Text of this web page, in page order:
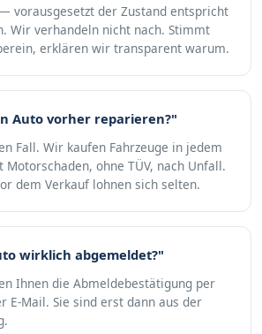
vorausgesetzt der Zustand entspricht
Wir verhandeln nicht nach. Stimmt
erklären wir transparent warum.
Auto vorher reparieren?"
Fall. Wir kaufen Fahrzeuge in jedem
ohne TÜV, nach Unfall.
dem Verkauf lohnen sich selten.
wirklich abgemeldet?"
Ihnen die Abmeldebestätigung per
E-Mail. Sie sind erst dann aus der